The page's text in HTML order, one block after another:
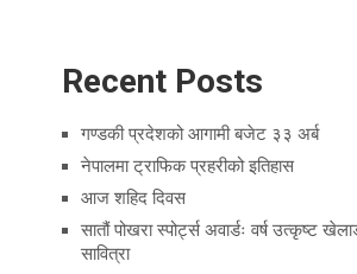
Recent Posts
गण्डकी प्रदेशको आगामी बजेट ३३ अर्ब
नेपालमा ट्राफिक प्रहरीको इतिहास
आज शहिद दिवस
सातौं पोखरा स्पोर्ट्स अवार्डः वर्ष उत्कृष्ट
सावित्रा